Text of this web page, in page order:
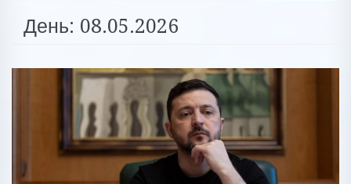
День: 08.05.2026